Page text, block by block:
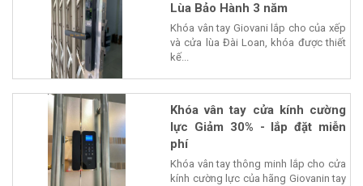
Lùa Bảo Hành 3 năm
Khóa vân tay Giovani lắp cho của xếp
và cửa lùa Đài Loan, khóa được thiết
kế...
Khóa vân tay cửa kính cường
lực Giảm 30% - lắp đặt miễn
phí
Khóa vân tay thông minh lắp cho cửa
kính cường lực của hãng Giovanin tay